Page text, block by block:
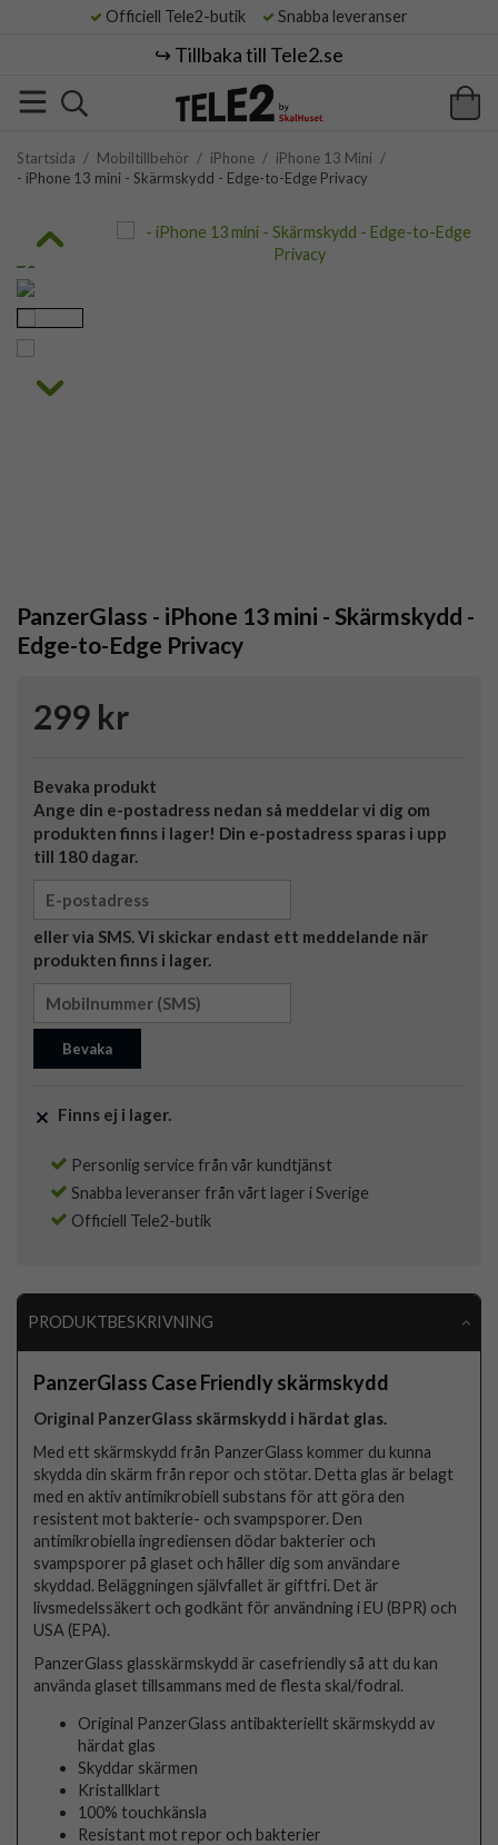
Officiell Tele2-butik Snabba leveranser
↪️ Tillbaka till Tele2.se
Startsida / Mobiltillbehör / iPhone / iPhone 13 Mini /
- iPhone 13 mini - Skärmskydd - Edge-to-Edge Privacy
PanzerGlass - iPhone 13 mini - Skärmskydd -
Edge-to-Edge Privacy
299 kr
Bevaka produkt
Ange din e-postadress nedan så meddelar vi dig om
produkten finns i lager! Din e-postadress sparas i upp
till 180 dagar.
eller via SMS. Vi skickar endast ett meddelande när
produkten finns i lager.
Bevaka
Finns ej i lager.
Personlig service från vår kundtjänst
Snabba leveranser från vårt lager i Sverige
Officiell Tele2-butik
PRODUKTBESKRIVNING
PanzerGlass Case Friendly skärmskydd
Original PanzerGlass skärmskydd i härdat glas.
Med ett skärmskydd från PanzerGlass kommer du kunna
skydda din skärm från repor och stötar. Detta glas är belagt
med en aktiv antimikrobiell substans för att göra den
resistent mot bakterie- och svampsporer. Den
antimikrobiella ingrediensen dödar bakterier och
svampsporer på glaset och håller dig som användare
skyddad. Beläggningen självfallet är giftfri. Det är
livsmedelssäkert och godkänt för användning i EU (BPR) och
USA (EPA).
PanzerGlass glasskärmskydd är casefriendly så att du kan
använda glaset tillsammans med de flesta skal/fodral.
Original PanzerGlass antibakteriellt skärmskydd av
härdat glas
Skyddar skärmen
Kristallklart
100% touchkänsla
Resistant mot repor och bakterier